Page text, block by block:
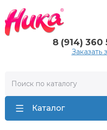
8 (914) 360
Заказать
Каталог